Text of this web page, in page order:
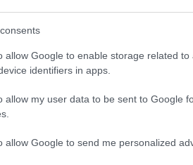
allow Google to enable storage related
identifiers in apps.
allow my user data to be sent to Google
allow Google to send me personalized
la redacción
en cinco pasos. Primero, la idea se
la pregunta de investigación y
de
buscando dobles sentidos o